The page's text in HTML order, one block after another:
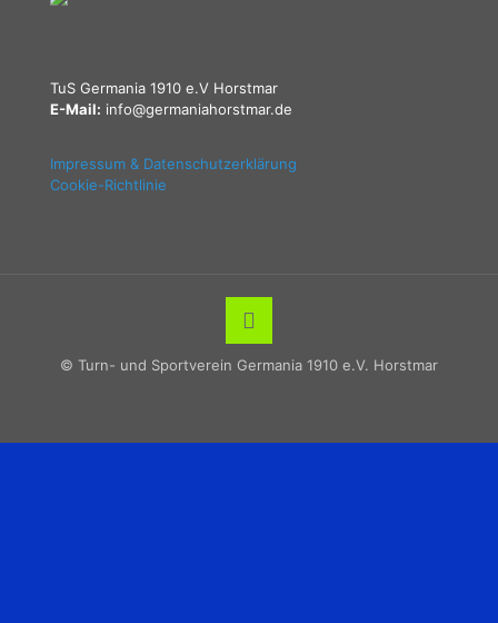
TuS Germania 1910 e.V Horstmar
E-Mail: info@germaniahorstmar.de
Impressum & Datenschutzerklärung
Cookie-Richtlinie
© Turn- und Sportverein Germania 1910 e.V. Horstmar